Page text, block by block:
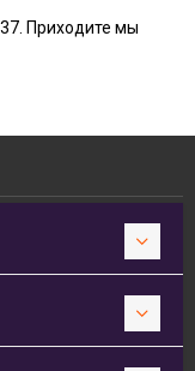
Приходите мы